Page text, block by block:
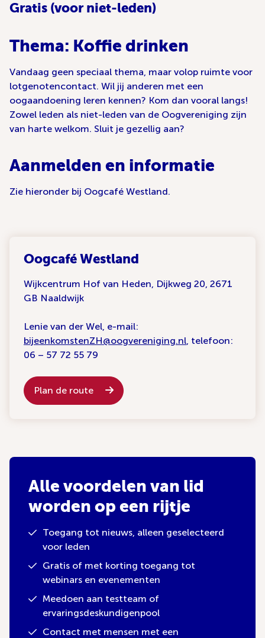
Gratis (voor niet-leden)
Thema: Koffie drinken
Vandaag geen speciaal thema, maar volop ruimte voor
lotgenotencontact. Wil jij anderen met een
oogaandoening leren kennen? Kom dan vooral langs!
Zowel leden als niet-leden van de Oogvereniging zijn
van harte welkom. Sluit je gezellig aan?
Aanmelden en informatie
Zie hieronder bij Oogcafé Westland.
Oogcafé Westland
Wijkcentrum Hof van Heden, Dijkweg 20, 2671
GB Naaldwijk
Lenie van der Wel, e-mail:
bijeenkomstenZH@oogvereniging.nl, telefoon:
06 – 57 72 55 79
Plan de route
Alle voordelen van lid
worden op een rijtje
Toegang tot nieuws, alleen geselecteerd
voor leden
Gratis of met korting toegang tot
webinars en evenementen
Meedoen aan testteam of
ervaringsdeskundigenpool
Contact met mensen met een